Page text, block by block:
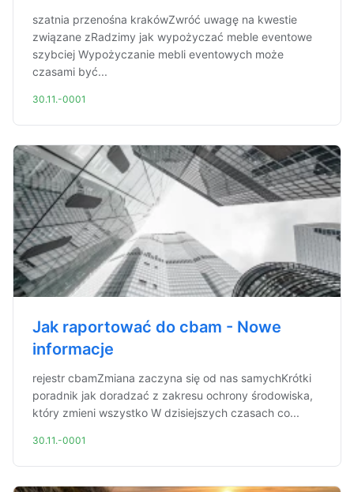
szatnia przenośna krakówZwróć uwagę na kwestie
związane zRadzimy jak wypożyczać meble eventowe
szybciej Wypożyczanie mebli eventowych może
czasami być...
30.11.-0001
Jak raportować do cbam - Nowe
informacje
rejestr cbamZmiana zaczyna się od nas samychKrótki
poradnik jak doradzać z zakresu ochrony środowiska,
który zmieni wszystko W dzisiejszych czasach co...
30.11.-0001